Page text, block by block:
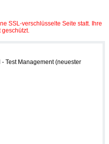
SSL-verschlüsselte Seite statt. Ihre
geschützt.
- Test Management (neuester